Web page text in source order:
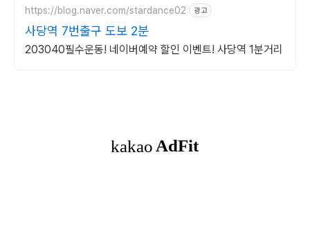
https://blog.naver.com/stardance02 광고
사당역 7번출구 도보 2분
203040필수운동! 네이버예약 할인 이벤트! 사당역 1분거리